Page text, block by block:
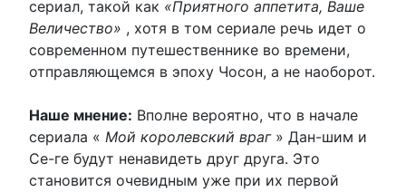
сериал, такой как «Приятного аппетита, Ваше
Величество» , хотя в том сериале речь идет о
современном путешественнике во времени,
отправляющемся в эпоху Чосон, а не наоборот.
Наше мнение: Вполне вероятно, что в начале
сериала « Мой королевский враг» Дан-шим и
Се-ге будут ненавидеть друг друга. Это
становится очевидным уже при их первой